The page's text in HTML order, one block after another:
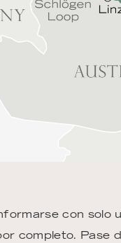
con solo
completo. Pase